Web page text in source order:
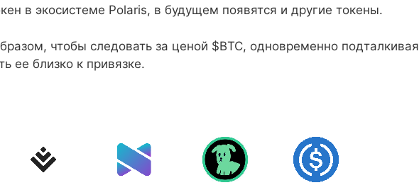
в экосистеме Polaris, в будущем появятся и другие токены.
чтобы следовать за ценой $BTC, одновременно подталкивая
ее близко к привязке.